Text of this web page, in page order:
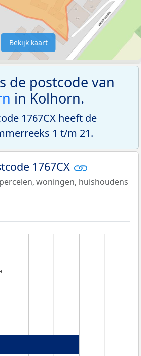
Bekijk kaart
de postcode van
in Kolhorn.
1767CX heeft de
1 t/m 21.
1767CX
woningen, huishoudens